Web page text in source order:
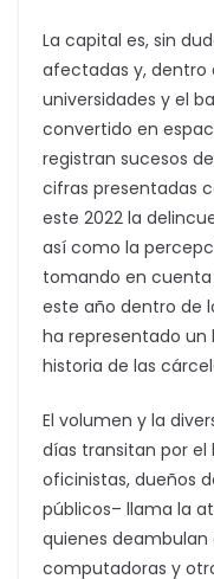
La capital es, sin
afectadas y, dentro
universidades y el
convertido en
registran sucesos
cifras presentadas
este 2022 la
así como la
tomando en
este año dentro de
ha representado un
historia de las
El volumen y la
días transitan por el
oficinistas, dueños
públicos– llama la
quienes deambulan
computadoras y